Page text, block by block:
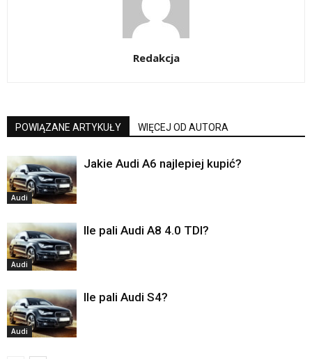
Redakcja
POWIĄZANE ARTYKUŁY WIĘCEJ OD AUTORA
Audi
Jakie Audi A6 najlepiej kupić?
Audi
Ile pali Audi A8 4.0 TDI?
Audi
Ile pali Audi S4?